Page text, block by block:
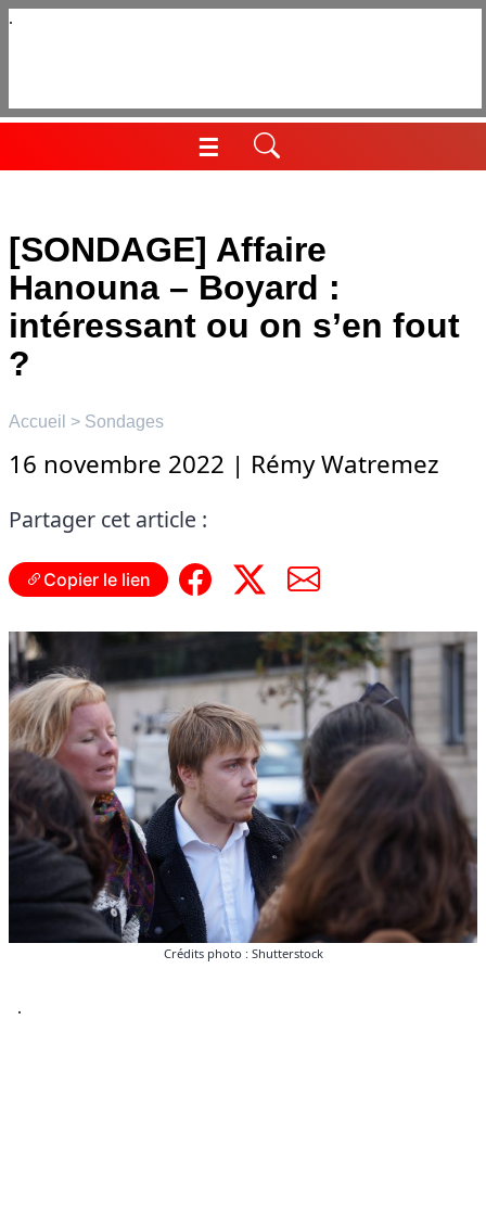
Aller
☰
Menu
[SONDAGE] Affaire
Hanouna – Boyard :
intéressant ou on s’en fout
?
Accueil > Sondages
16 novembre 2022 | Rémy Watremez
Partager cet article :
Copier le lien
Crédits photo : Shutterstock